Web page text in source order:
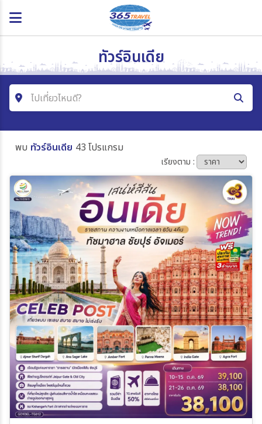
ทัวร์อินเดีย
ไปเที่ยวไหนดี?
ค้นหาโปรแกรมทัวร์
โซน
ประเทศ
เมือง
สายการบิน
ตั้งแต่วันที่
ถึงวันที่
พบ ทัวร์อินเดีย 43 โปรแกรม
เรียงตาม :